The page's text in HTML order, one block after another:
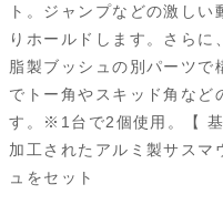
b
o
o
k
s
k
y
ト。ジャンプなどの激し
りホールドします。さら
脂製ブッシュの別パーツで
でトー角やスキッド角など
す。※1台で2個使用。【
加工されたアルミ製サスマ
ュをセット